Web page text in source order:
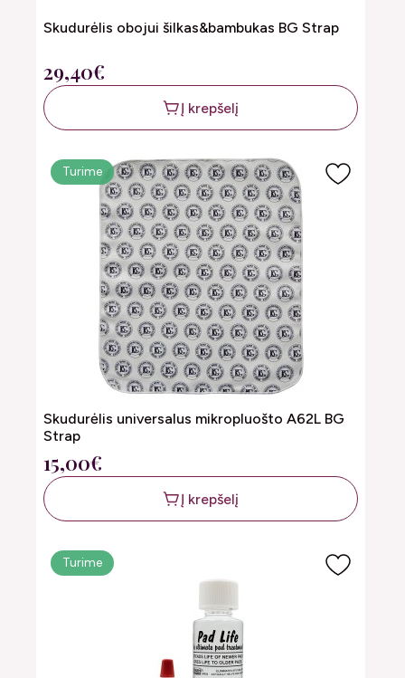
Skudurėlis obojui šilkas&bambukas BG Strap
29,40€
Į krepšelį
Turime
Skudurėlis universalus mikropluošto A62L BG
Strap
15,00€
Į krepšelį
Turime